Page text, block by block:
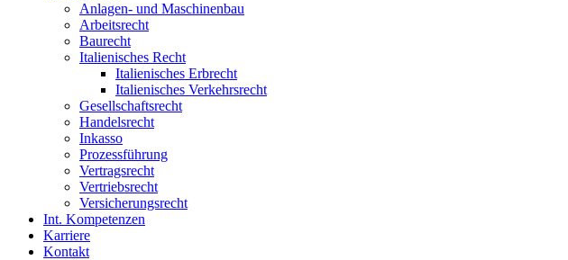
Anlagen- und Maschinenbau
Arbeitsrecht
Baurecht
Italienisches Recht
Italienisches Erbrecht
Italienisches Verkehrsrecht
Gesellschaftsrecht
Handelsrecht
Inkasso
Prozessführung
Vertragsrecht
Vertriebsrecht
Versicherungsrecht
Int. Kompetenzen
Karriere
Kontakt